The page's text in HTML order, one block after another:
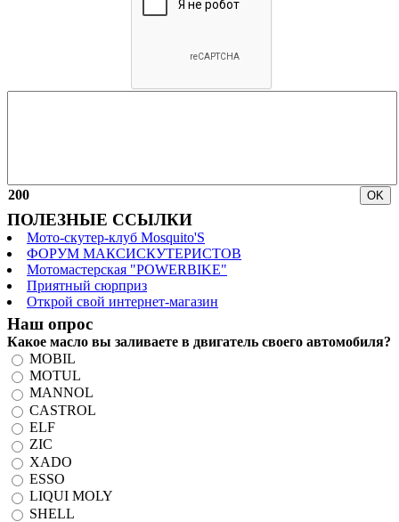
200
ПОЛЕЗНЫЕ ССЫЛКИ
Мото-скутер-клуб Mosquito'S
ФОРУМ МАКСИСКУТЕРИСТОВ
Мотомастерская "POWERBIKE"
Приятный сюрприз
Открой свой интернет-магазин
Наш опрос
Какое масло вы заливаете в двигатель своего автомобиля?
MOBIL
MOTUL
MANNOL
CASTROL
ELF
ZIC
XADO
ESSO
LIQUI MOLY
SHELL